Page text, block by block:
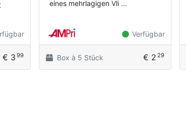
€ 3 99
eines mehrlagigen Vli ...
Verfügbar
Box à 5 Stück € 2 29